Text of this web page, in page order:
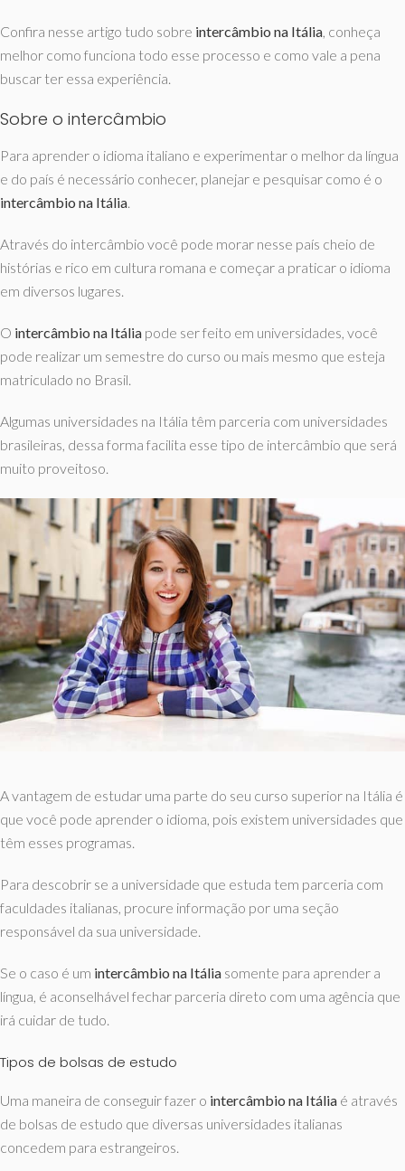
Confira nesse artigo tudo sobre intercâmbio na Itália, conheça
melhor como funciona todo esse processo e como vale a pena
buscar ter essa experiência.
Sobre o intercâmbio
Para aprender o idioma italiano e experimentar o melhor da língua
e do país é necessário conhecer, planejar e pesquisar como é o
intercâmbio na Itália.
Através do intercâmbio você pode morar nesse país cheio de
histórias e rico em cultura romana e começar a praticar o idioma
em diversos lugares.
O intercâmbio na Itália pode ser feito em universidades, você
pode realizar um semestre do curso ou mais mesmo que esteja
matriculado no Brasil.
Algumas universidades na Itália têm parceria com universidades
brasileiras, dessa forma facilita esse tipo de intercâmbio que será
muito proveitoso.
A vantagem de estudar uma parte do seu curso superior na Itália é
que você pode aprender o idioma, pois existem universidades que
têm esses programas.
Para descobrir se a universidade que estuda tem parceria com
faculdades italianas, procure informação por uma seção
responsável da sua universidade.
Se o caso é um intercâmbio na Itália somente para aprender a
língua, é aconselhável fechar parceria direto com uma agência que
irá cuidar de tudo.
Tipos de bolsas de estudo
Uma maneira de conseguir fazer o intercâmbio na Itália é através
de bolsas de estudo que diversas universidades italianas
concedem para estrangeiros.